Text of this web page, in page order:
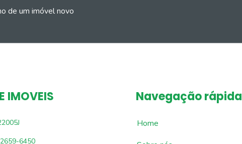
de um imóvel novo
IMOVEIS
6450
Navegação rápida
Home